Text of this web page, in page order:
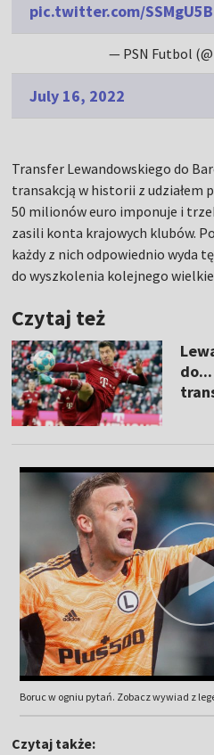
pic.twitter.com/
— PSN Futbol
July 16, 2022
Transfer Lewandowskiego do
transakcją w historii z udziałem
50 milionów euro imponuje i
zasili konta krajowych klubów.
każdy z nich odpowiednio wyda
do wyszkolenia kolejnego
Czytaj też
Boruc w ogniu pytań. Zobacz wywiad z
Czytaj także: